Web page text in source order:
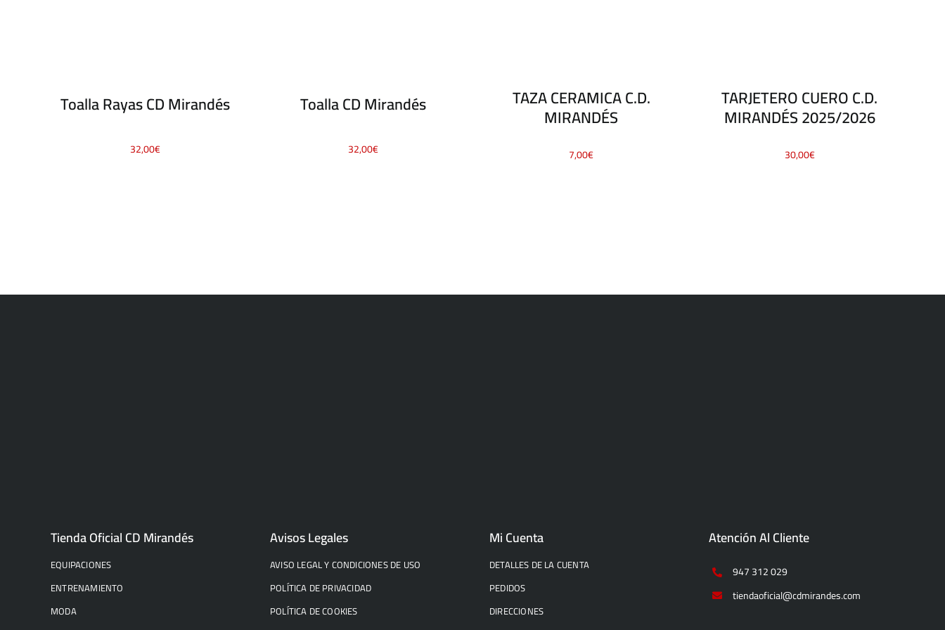
Toalla Rayas CD Mirandés
32,00€
Toalla CD Mirandés
32,00€
TAZA CERAMICA C.D.
MIRANDÉS
7,00€
TARJETERO CUERO C.D.
MIRANDÉS 2025/2026
30,00€
Tienda Oficial CD Mirandés
EQUIPACIONES
ENTRENAMIENTO
MODA
Avisos Legales
AVISO LEGAL Y CONDICIONES DE USO
POLÍTICA DE PRIVACIDAD
POLÍTICA DE COOKIES
Mi Cuenta
DETALLES DE LA CUENTA
PEDIDOS
DIRECCIONES
Atención Al Cliente
947 312 029
tiendaoficial@cdmirandes.com